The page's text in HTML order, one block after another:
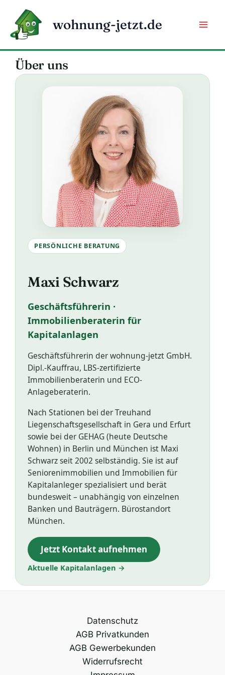
Inhalt
springen
wohnung-jetzt.de
Über uns
PERSÖNLICHE BERATUNG
Maxi Schwarz
Geschäftsführerin ·
Immobilienberaterin für
Kapitalanlagen
Geschäftsführerin der wohnung-jetzt GmbH.
Dipl.-Kauffrau, LBS-zertifizierte
Immobilienberaterin und ECO-
Anlageberaterin.
Nach Stationen bei der Treuhand
Liegenschaftsgesellschaft in Gera und Erfurt
sowie bei der GEHAG (heute Deutsche
Wohnen) in Berlin und München ist Maxi
Schwarz seit 2002 selbständig. Sie ist auf
Seniorenimmobilien und Immobilien für
Kapitalanleger spezialisiert und berät
bundesweit – unabhängig von einzelnen
Banken und Bauträgern. Bürostandort
München.
Jetzt Kontakt aufnehmen
Aktuelle Kapitalanlagen →
Datenschutz
AGB Privatkunden
AGB Gewerbekunden
Widerrufsrecht